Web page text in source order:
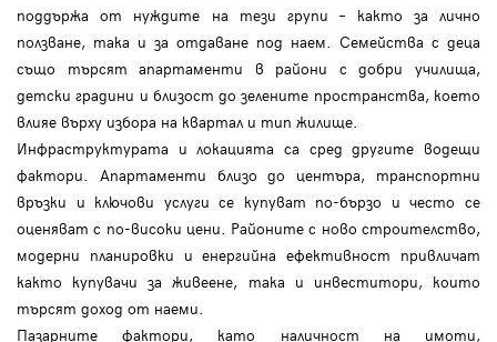
поддържа от нуждите на тези групи – както за лично
ползване, така и за отдаване под наем. Семейства с деца
също търсят апартаменти в райони с добри училища,
детски градини и близост до зелените пространства, което
влияе върху избора на квартал и тип жилище.
Инфраструктурата и локацията са сред другите водещи
фактори. Апартаменти близо до центъра, транспортни
връзки и ключови услуги се купуват по-бързо и често се
оценяват с по-високи цени. Районите с ново строителство,
модерни планировки и енергийна ефективност привличат
както купувачи за живеене, така и инвеститори, които
търсят доход от наеми.
Пазарните фактори, като наличност на имоти,